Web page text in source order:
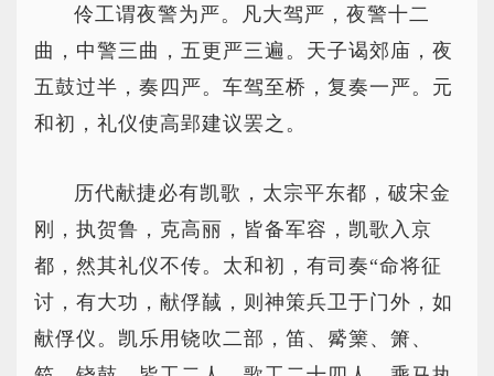
伶工谓夜警为严。凡大驾严，夜警十二
曲，中警三曲，五更严三遍。天子谒郊庙，夜
五鼓过半，奏四严。车驾至桥，复奏一严。元
和初，礼仪使高郢建议罢之。
历代献捷必有凯歌，太宗平东都，破宋金
刚，执贺鲁，克高丽，皆备军容，凯歌入京
都，然其礼仪不传。太和初，有司奏“命将征
讨，有大功，献俘馘，则神策兵卫于门外，如
献俘仪。凯乐用铙吹二部，笛、觱篥、箫、